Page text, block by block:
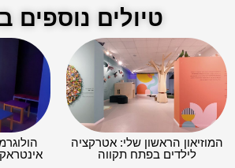
טיולים נוספים
המוזיאון הראשון שלי: אטרקציה
לילדים בפתח תקווה